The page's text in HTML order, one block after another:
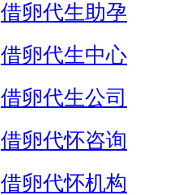
借卵代生助孕
借卵代生中心
借卵代生公司
借卵代怀咨询
借卵代怀机构